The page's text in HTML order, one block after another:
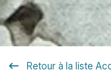
Retour à la liste